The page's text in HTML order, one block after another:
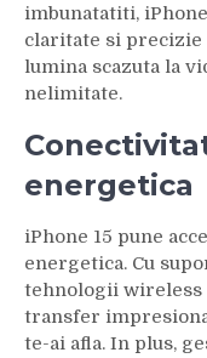
imbunatatiti,
claritate si precizie
lumina scazuta la
nelimitate.
energetica
iPhone 15 pune
energetica. Cu
tehnologii wireless
transfer
te-ai afla. In plus,